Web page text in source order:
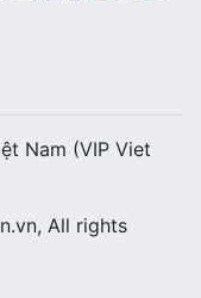
Nam (VIP Viet
All rights